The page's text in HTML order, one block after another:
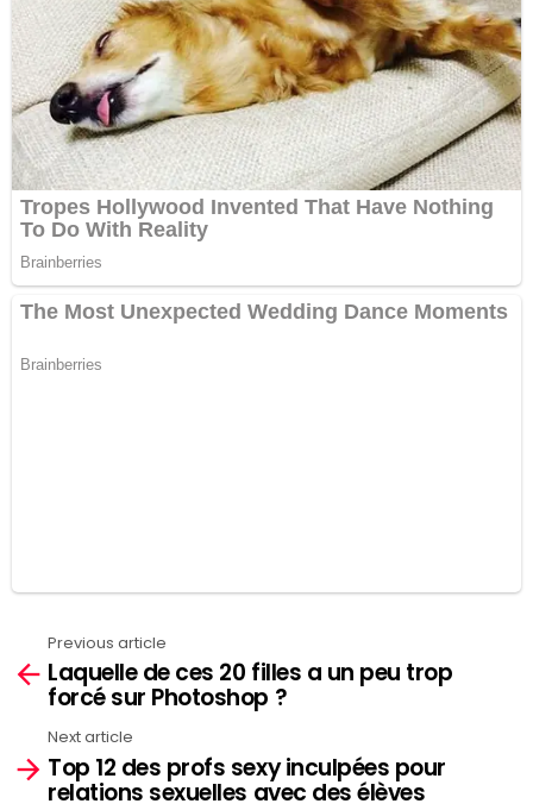
See
more
Previous article
Laquelle de ces 20 filles a un peu trop
forcé sur Photoshop ?
Next article
Top 12 des profs sexy inculpées pour
relations sexuelles avec des élèves